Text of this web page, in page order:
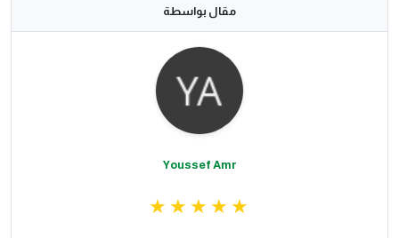
مقال بواسطة
Youssef Amr